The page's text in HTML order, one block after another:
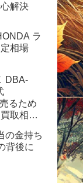
解決
ラ
相場
DBA-
るため
取相場
の金持ち
背後に